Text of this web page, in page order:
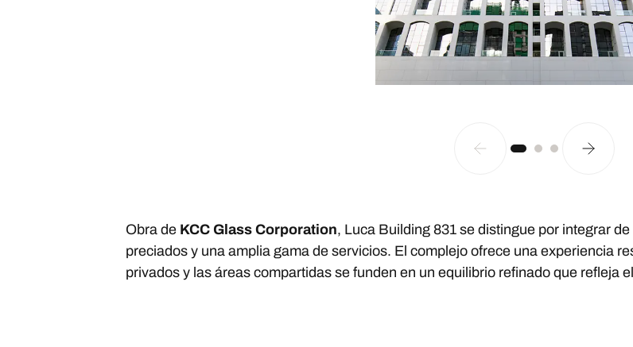
Obra de KCC Glass Corporation, Luca Building 831 se distingue por integrar
preciados y una amplia gama de servicios. El complejo ofrece una experiencia
privados y las áreas compartidas se funden en un equilibrio refinado que refleja